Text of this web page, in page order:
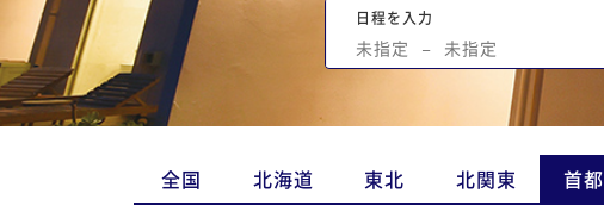
日程を入力
未指定 − 未指定
全国 北海道 東北 北関東 首